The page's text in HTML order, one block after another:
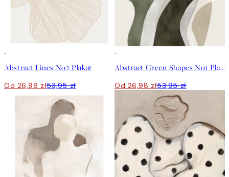
Abstract Lines No2 Plakat
Od 26,98 zł53,95 zł
Abstract Green Shapes No1 Plakat
Od 26,98 zł53,95 zł